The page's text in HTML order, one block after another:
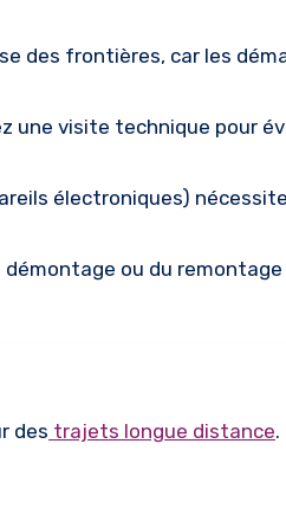
des frontières, car les
une visite technique pour
électroniques)
démontage ou du remontage
des trajets longue distance.